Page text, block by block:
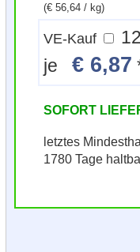
(€ 56,64 / kg)
VE-Kauf
12
je€ 6,87
SOFORT
letztes
1780 Tage